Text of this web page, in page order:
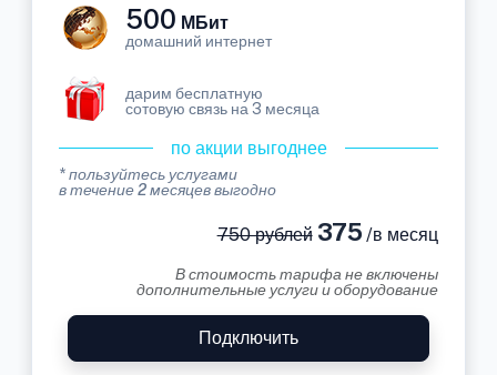
500 МБит
домашний интернет
дарим бесплатную
сотовую связь на 3 месяца
по акции выгоднее
* пользуйтесь услугами
в течение 2 месяцев выгодно
750 рублей375 /в месяц
В стоимость тарифа не включены
дополнительные услуги и оборудование
Подключить